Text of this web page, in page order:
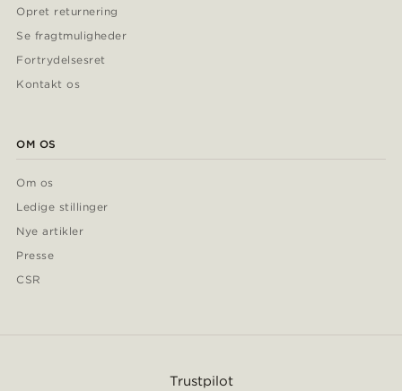
Opret returnering
Se fragtmuligheder
Fortrydelsesret
Kontakt os
OM OS
Om os
Ledige stillinger
Nye artikler
Presse
CSR
Trustpilot